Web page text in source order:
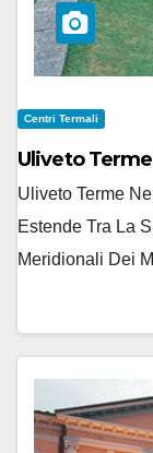
Centri Termali
Uliveto Terme
Uliveto Terme
Estende Tra La
Meridionali Dei